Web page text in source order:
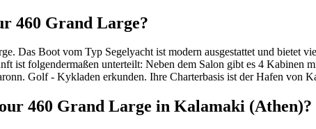
460 Grand Large?
Das Boot vom Typ Segelyacht ist modern ausgestattet und bietet
ist folgendermaßen unterteilt: Neben dem Salon gibt es 4 Kabinen
Golf - Kykladen erkunden. Ihre Charterbasis ist der Hafen von
460 Grand Large in Kalamaki (Athen)?